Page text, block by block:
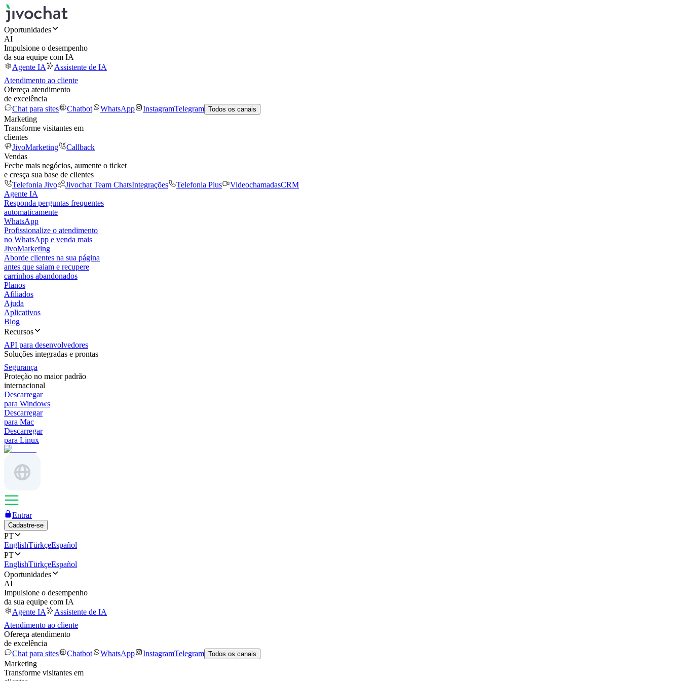
Oportunidades
AI
Impulsione o desempenho
da sua equipe com IA
Agente IA
Assistente de IA
Atendimento ao cliente
Ofereça atendimento
de excelência
Chat para sites
Chatbot WhatsApp InstagramTelegram Todos os canais
Marketing
Transforme visitantes em
clientes
JivoMarketing
Callback
Vendas
Feche mais negócios, aumente o ticket
e cresça sua base de clientes
Telefonia Jivo
Jivochat Team ChatsIntegrações Telefonia Plus VideochamadasCRM
Agente IA
Responda perguntas frequentes
automaticamente
WhatsApp
Profissionalize o atendimento
no WhatsApp e venda mais
JivoMarketing
Aborde clientes na sua página
antes que saiam e recupere
carrinhos abandonados
Planos
Afiliados
Ajuda
Aplicativos
Blog
Recursos
API para desenvolvedores
Soluções integradas e prontas
Segurança
Proteção no maior padrão
internacional
Descarregar
para Windows
Descarregar
para Mac
Descarregar
para Linux
Entrar
Cadastre-se
PT
EnglishTürkçeEspañol
PT
EnglishTürkçeEspañol
Oportunidades
AI
Impulsione o desempenho
da sua equipe com IA
Agente IA
Assistente de IA
Atendimento ao cliente
Ofereça atendimento
de excelência
Chat para sites
Chatbot WhatsApp InstagramTelegram Todos os canais
Marketing
Transforme visitantes em